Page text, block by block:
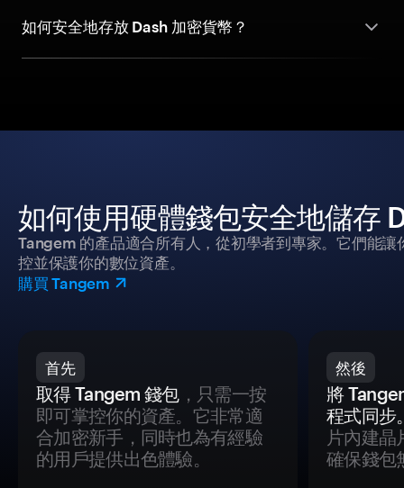
如何安全地存放 Dash 加密貨幣？
如何使用硬體錢包安全地儲存
Tangem 的產品適合所有人，從初學者到專家。它們能
控並保護你的數位資產。
購買 Tangem
首先
取得 Tangem 錢包，只需一按
即可掌控你的資產。它非常適
合加密新手，同時也為有經驗
的用戶提供出色體驗。
然後
將
程式同步
片內建晶
確保錢包